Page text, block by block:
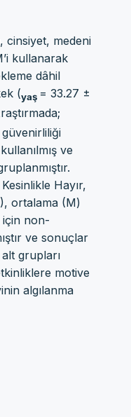
cinsiyet, medeni
kullanarak
dâhil
(yaş = 33.27 ±
ve
Hayır,
ortalama (M)
için non-
ve sonuçlar
grupları
motive
algılanma